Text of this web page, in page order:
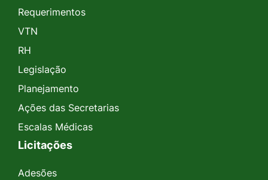
Requerimentos
VTN
RH
Legislação
Planejamento
Ações das Secretarias
Escalas Médicas
Licitações
Adesões